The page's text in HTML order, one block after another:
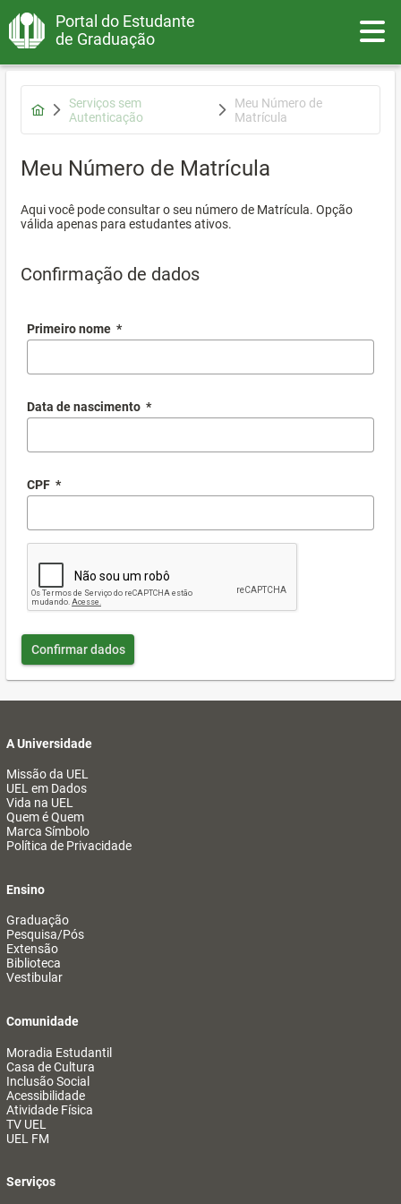
Portal do Estudante
de Graduação
Serviços sem
Autenticação
Meu Número de
Matrícula
Meu Número de Matrícula
Aqui você pode consultar o seu número de Matrícula. Opção
válida apenas para estudantes ativos.
Confirmação de dados
Primeiro nome *
Data de nascimento *
CPF *
Confirmar dados
A Universidade
Missão da UEL
UEL em Dados
Vida na UEL
Quem é Quem
Marca Símbolo
Política de Privacidade
Ensino
Graduação
Pesquisa/Pós
Extensão
Biblioteca
Vestibular
Comunidade
Moradia Estudantil
Casa de Cultura
Inclusão Social
Acessibilidade
Atividade Física
TV UEL
UEL FM
Serviços